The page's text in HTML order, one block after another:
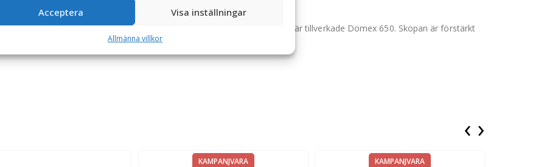
Acceptera Visa inställningar
Allmänna villkor
3200 mm, med sparskär
för tuffa tag och har en kraftig botten i Hardox 450. Gavlar och rygg är tillverkade Domex 650. Skopan är förstärkt
på småländska höglandet.
KAMPANJVARA KAMPANJVARA
‹ ›